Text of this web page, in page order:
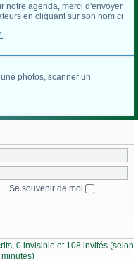
notre agenda, merci d'envoyer
en cliquant sur son nom ci
photos, scanner un
Se souvenir de moi
0 invisible et 108 invités (selon
minutes)